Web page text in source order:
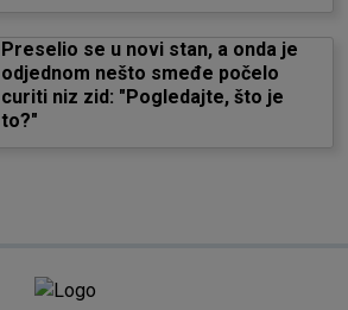
Preselio se u novi stan, a onda je
odjednom nešto smeđe počelo
curiti niz zid: "Pogledajte, što je
to?"